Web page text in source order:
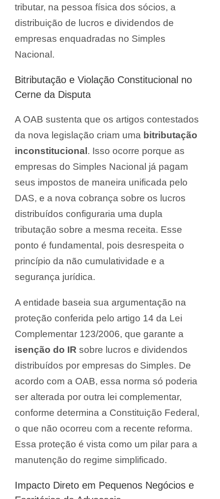
tributar, na pessoa física dos sócios, a
distribuição de lucros e dividendos de
empresas enquadradas no Simples
Nacional.
Bitributação e Violação Constitucional no
Cerne da Disputa
A OAB sustenta que os artigos contestados
da nova legislação criam uma bitributação
inconstitucional . Isso ocorre porque as
empresas do Simples Nacional já pagam
seus impostos de maneira unificada pelo
DAS, e a nova cobrança sobre os lucros
distribuídos configuraria uma dupla
tributação sobre a mesma receita. Esse
ponto é fundamental, pois desrespeita o
princípio da não cumulatividade e a
segurança jurídica.
A entidade baseia sua argumentação na
proteção conferida pelo artigo 14 da Lei
Complementar 123/2006, que garante a
isenção do IR sobre lucros e dividendos
distribuídos por empresas do Simples. De
acordo com a OAB, essa norma só poderia
ser alterada por outra lei complementar,
conforme determina a Constituição Federal,
o que não ocorreu com a recente reforma.
Essa proteção é vista como um pilar para a
manutenção do regime simplificado.
Impacto Direto em Pequenos Negócios e